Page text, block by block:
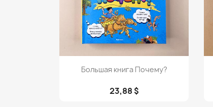
Просмотр
Большая книга Почему?
23,88 $